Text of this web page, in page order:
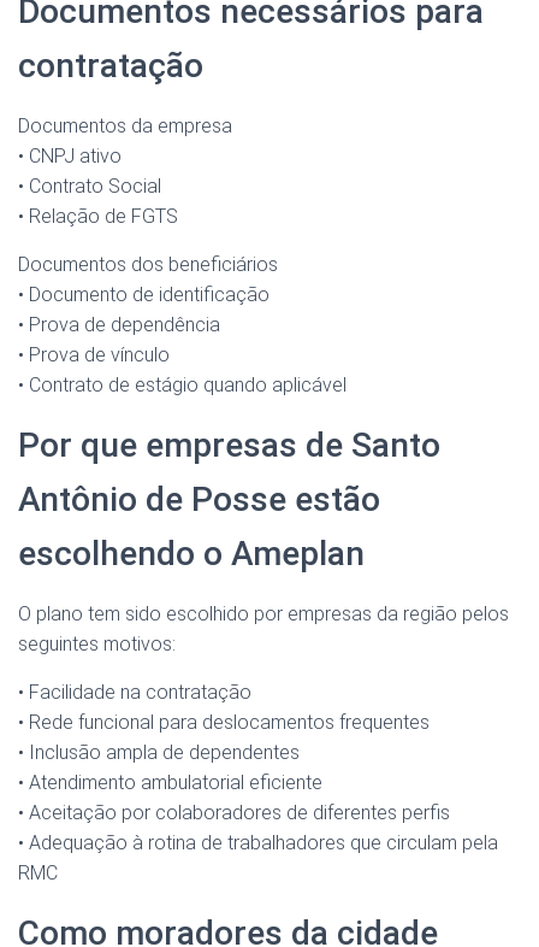
Documentos necessários para
contratação
Documentos da empresa
• CNPJ ativo
• Contrato Social
• Relação de FGTS
Documentos dos beneficiários
• Documento de identificação
• Prova de dependência
• Prova de vínculo
• Contrato de estágio quando aplicável
Por que empresas de Santo
Antônio de Posse estão
escolhendo o Ameplan
O plano tem sido escolhido por empresas da região pelos
seguintes motivos:
• Facilidade na contratação
• Rede funcional para deslocamentos frequentes
• Inclusão ampla de dependentes
• Atendimento ambulatorial eficiente
• Aceitação por colaboradores de diferentes perfis
• Adequação à rotina de trabalhadores que circulam pela
RMC
Como moradores da cidade